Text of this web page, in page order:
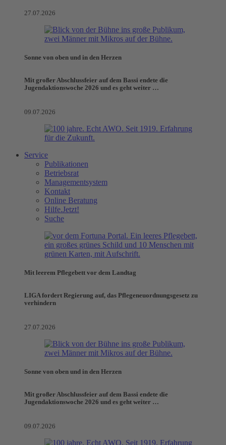
27.07.2026
Sonne von oben und in den Herzen
Mit großer Abschlussfeier auf dem Bassi endete die
Jugendaktionswoche 2026 und es geht weiter …
09.07.2026
Service
Publikationen
Betriebsrat
Managementsystem
Kontakt
Online Beratung
Hilfe.Jetzt!
Suche
Mit leerem Pflegebett vor dem Landtag
LIGA fordert Regierung auf, das Pflegeneuordnungsgesetz zu
verhindern
27.07.2026
Sonne von oben und in den Herzen
Mit großer Abschlussfeier auf dem Bassi endete die
Jugendaktionswoche 2026 und es geht weiter …
09.07.2026